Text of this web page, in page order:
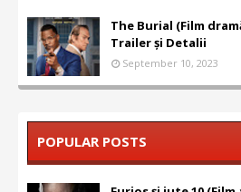
The Burial (Film
Trailer și Detalii
September 10, 2023
POPULAR POSTS